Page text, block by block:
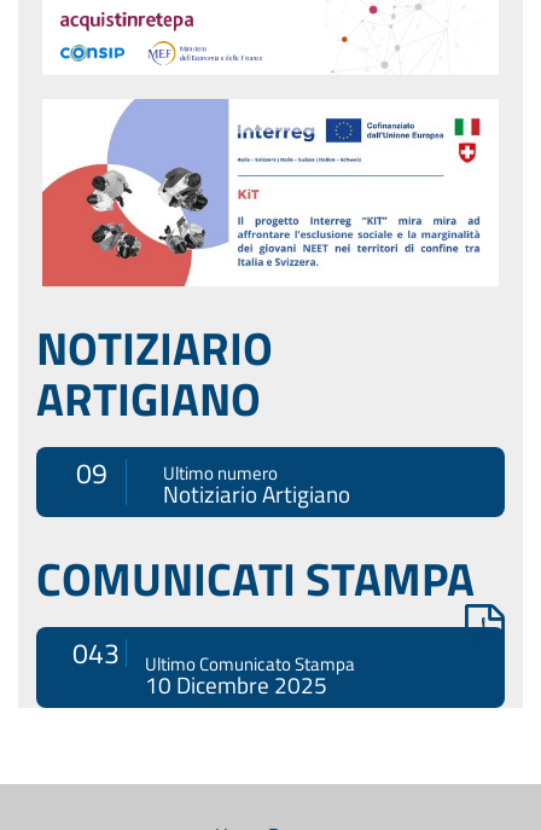
NOTIZIARIO
ARTIGIANO
09 Ultimo numero
Notiziario Artigiano
COMUNICATI STAMPA
043 Ultimo Comunicato Stampa
10 Dicembre 2025
Menù